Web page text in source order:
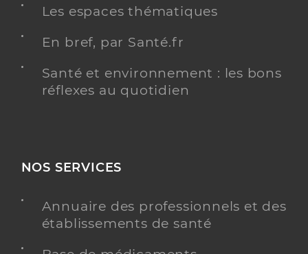
Les espaces thématiques
En bref, par Santé.fr
Santé et environnement : les bons
réflexes au quotidien
NOS SERVICES
Annuaire des professionnels et des
établissements de santé